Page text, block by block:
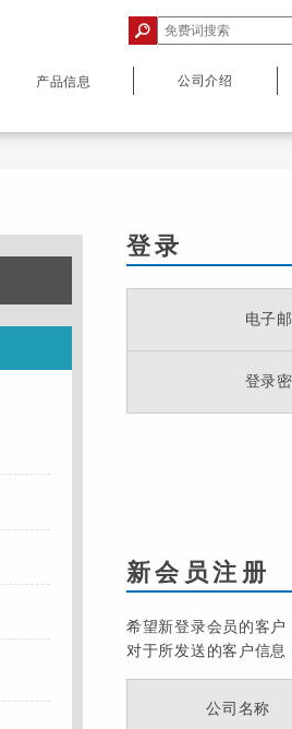
产品信息 公司介绍
登录
电子
登录
新会员注册
希望新登录会员的客户
对于所发送的客户信息
公司名称